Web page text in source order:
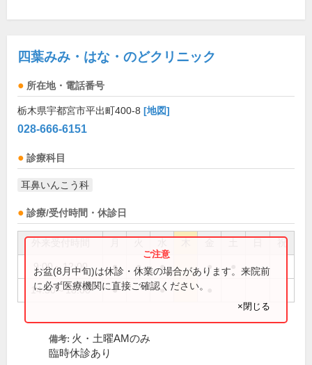
四葉みみ・はな・のどクリニック
所在地・電話番号
栃木県宇都宮市平出町400-8 [地図]
028-666-6151
診療科目
耳鼻いんこう科
診療/受付時間・休診日
祝
9:00～12:00 ● ● ● ●
14:30～18:00 ● ●
お盆(8月中旬)は休診・休業の場合があります。来院前
に必ず医療機関に直接ご確認ください。
×閉じる
備考: 火・土曜AMのみ
臨時休診あり